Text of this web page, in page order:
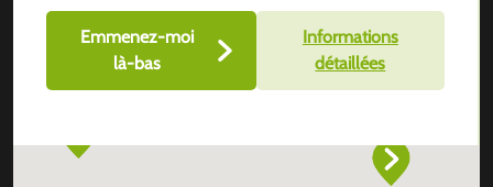
Emmenez-moi
là-bas
Informations
détaillées